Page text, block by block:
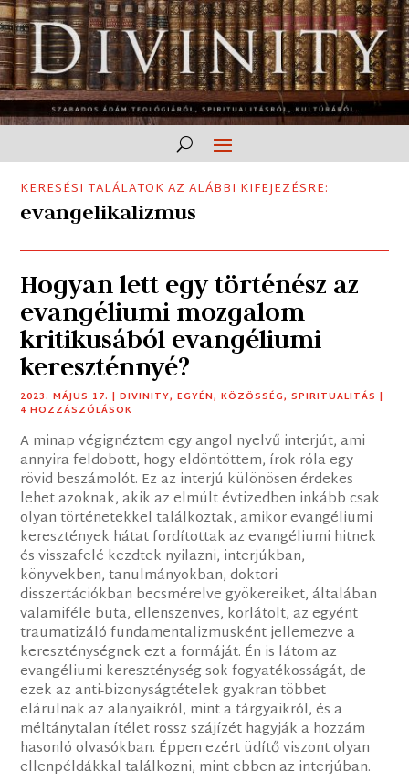
KERESÉSI TALÁLATOK AZ ALÁBBI KIFEJEZÉSRE:
evangelikalizmus
Hogyan lett egy történész az
evangéliumi mozgalom
kritikusából evangéliumi
kereszténnyé?
2023. MÁJUS 17. |DIVINITY,EGYÉN,KÖZÖSSÉG,SPIRITUALITÁS |
4 HOZZÁSZÓLÁSOK
A minap végignéztem egy angol nyelvű interjút, ami
annyira feldobott, hogy eldöntöttem, írok róla egy
rövid beszámolót. Ez az interjú különösen érdekes
lehet azoknak, akik az elmúlt évtizedben inkább csak
olyan történetekkel találkoztak, amikor evangéliumi
keresztények hátat fordítottak az evangéliumi hitnek
és visszafelé kezdtek nyilazni, interjúkban,
könyvekben, tanulmányokban, doktori
disszertációkban becsmérelve gyökereiket, általában
valamiféle buta, ellenszenves, korlátolt, az egyént
traumatizáló fundamentalizmusként jellemezve a
kereszténységnek ezt a formáját. Én is látom az
evangéliumi kereszténység sok fogyatékosságát, de
ezek az anti-bizonyságtételek gyakran többet
elárulnak az alanyaikról, mint a tárgyaikról, és a
méltánytalan ítélet rossz szájízét hagyják a hozzám
hasonló olvasókban. Éppen ezért üdítő viszont olyan
ellenpéldákkal találkozni, mint ebben az interjúban.